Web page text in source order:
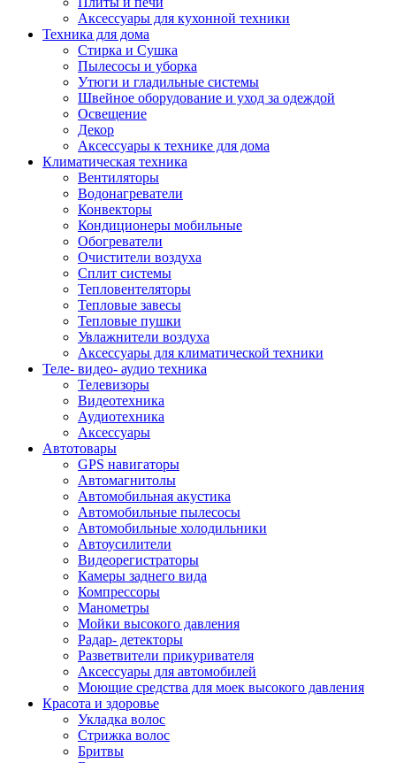
Аксессуары для кухонной техники
Техника для дома
Стирка и Сушка
Пылесосы и уборка
Утюги и гладильные системы
Швейное оборудование и уход за одеждой
Освещение
Декор
Аксессуары к технике для дома
Климатическая техника
Вентиляторы
Водонагреватели
Конвекторы
Кондиционеры мобильные
Обогреватели
Очистители воздуха
Сплит системы
Тепловентеляторы
Тепловые завесы
Тепловые пушки
Увлажнители воздуха
Аксессуары для климатической техники
Теле- видео- аудио техника
Телевизоры
Видеотехника
Аудиотехника
Аксессуары
Автотовары
GPS навигаторы
Автомагнитолы
Автомобильная акустика
Автомобильные пылесосы
Автомобильные холодильники
Автоусилители
Видеорегистраторы
Камеры заднего вида
Компрессоры
Манометры
Мойки высокого давления
Радар- детекторы
Разветвители прикуривателя
Аксессуары для автомобилей
Моющие средства для моек высокого давления
Красота и здоровье
Укладка волос
Стрижка волос
Бритвы